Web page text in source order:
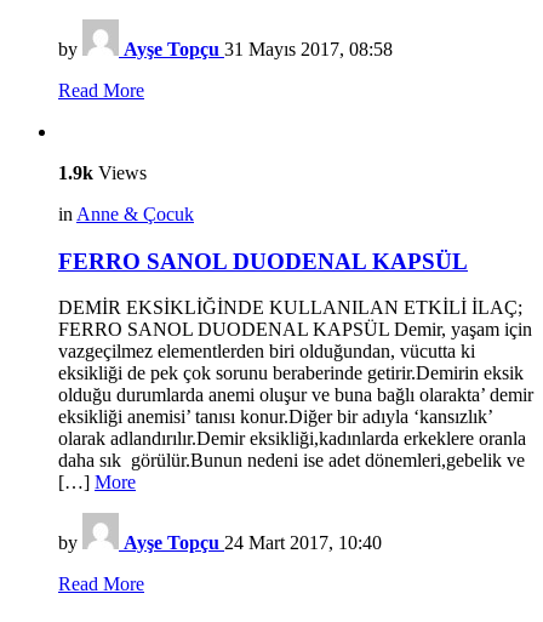
by Ayşe Topçu 31 Mayıs 2017, 08:58
Read More
1.9k Views
in Anne & Çocuk
FERRO SANOL DUODENAL KAPSÜL
DEMİR EKSİKLİĞİNDE KULLANILAN ETKİLİ İLAÇ;
FERRO SANOL DUODENAL KAPSÜL Demir, yaşam için
vazgeçilmez elementlerden biri olduğundan, vücutta ki
eksikliği de pek çok sorunu beraberinde getirir.Demirin eksik
olduğu durumlarda anemi oluşur ve buna bağlı olarakta’ demir
eksikliği anemisi’ tanısı konur.Diğer bir adıyla ‘kansızlık’
olarak adlandırılır.Demir eksikliği,kadınlarda erkeklere oranla
daha sık görülür.Bunun nedeni ise adet dönemleri,gebelik ve
[…] More
by Ayşe Topçu 24 Mart 2017, 10:40
Read More